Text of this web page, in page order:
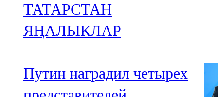
ТАТАРСТАН
ЯҢАЛЫКЛАР
Путин наградил четырех